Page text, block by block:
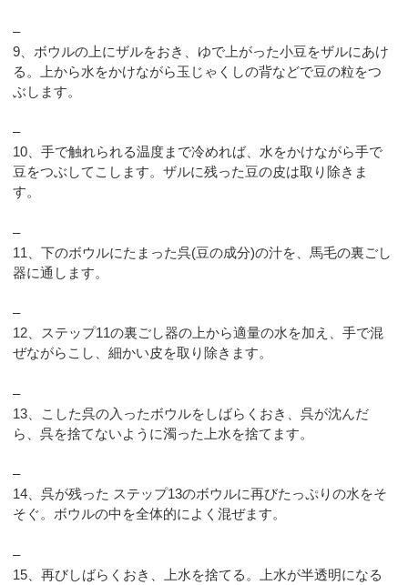
–
9、ボウルの上にザルをおき、ゆで上がった小豆をザルにあけ
る。上から水をかけながら玉じゃくしの背などで豆の粒をつ
ぶします。
–
10、手で触れられる温度まで冷めれば、水をかけながら手で
豆をつぶしてこします。ザルに残った豆の皮は取り除きま
す。
–
11、下のボウルにたまった呉(豆の成分)の汁を、馬毛の裏ごし
器に通します。
–
12、ステップ11の裏ごし器の上から適量の水を加え、手で混
ぜながらこし、細かい皮を取り除きます。
–
13、こした呉の入ったボウルをしばらくおき、呉が沈んだ
ら、呉を捨てないように濁った上水を捨てます。
–
14、呉が残った ステップ13のボウルに再びたっぷりの水をそ
そぐ。ボウルの中を全体的によく混ぜます。
–
15、再びしばらくおき、上水を捨てる。上水が半透明になる